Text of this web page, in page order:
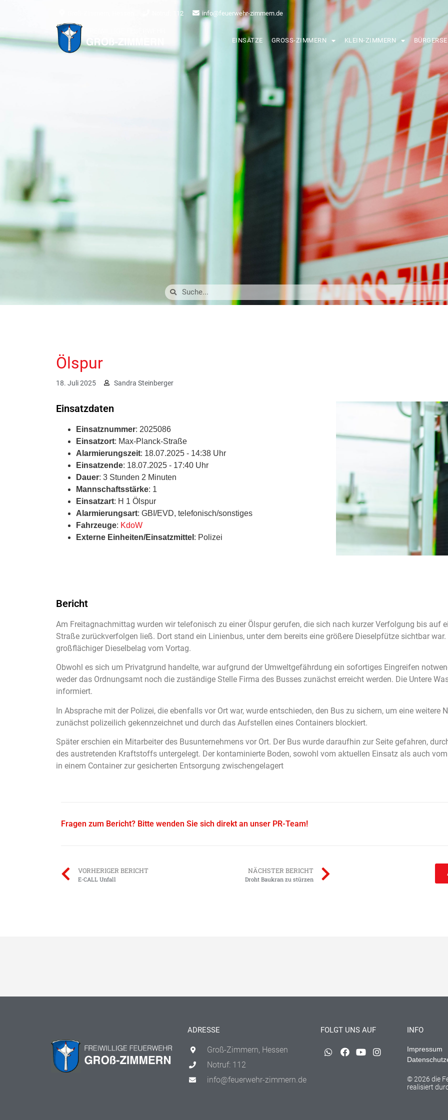
Notruf: 112 info@feuerwehr-zimmern.de
EINSÄTZE GROSS-ZIMMERN KLEIN-ZIMMERN
Ölspur
18. Juli 2025 Sandra Steinberger
Einsatzdaten
Einsatznummer: 2025086
Einsatzort: Max-Planck-Straße
Alarmierungszeit: 18.07.2025 - 14:38 Uhr
Einsatzende: 18.07.2025 - 17:40 Uhr
Dauer: 3 Stunden 2 Minuten
Mannschaftsstärke: 1
Einsatzart: H 1 Ölspur
Alarmierungsart: GBI/EVD, telefonisch/sonstiges
Fahrzeuge: KdoW
Externe Einheiten/Einsatzmittel : Polizei
Bericht
Am Freitagnachmittag wurden wir telefonisch zu einer Ölspur gerufen, die sich nach kurzer Verfolgung bis auf
Straße zurückverfolgen ließ. Dort stand ein Linienbus, unter dem bereits eine größere Dieselpfütze sichtbar
großflächiger Dieselbelag vom Vortag.
Obwohl es sich um Privatgrund handelte, war aufgrund der Umweltgefährdung ein sofortiges Eingreifen
weder das Ordnungsamt noch die zuständige Stelle Firma des Busses zunächst erreicht werden. Die Untere
informiert.
In Absprache mit der Polizei, die ebenfalls vor Ort war, wurde entschieden, den Bus zu sichern, um eine weitere
zunächst polizeilich gekennzeichnet und durch das Aufstellen eines Containers blockiert.
Später erschien ein Mitarbeiter des Busunternehmens vor Ort. Der Bus wurde daraufhin zur Seite gefahren,
des austretenden Kraftstoffs untergelegt. Der kontaminierte Boden, sowohl vom aktuellen Einsatz als auch
in einem Container zur gesicherten Entsorgung zwischengelagert
Fragen zum Bericht? Bitte wenden Sie sich direkt an unser PR-Team!
VORHERIGER BERICHT
E-CALL Unfall
NÄCHSTER BERICHT
Droht Baukran zu stürzen
ADRESSE
Groß-Zimmern, Hessen
Notruf: 112
info@feuerwehr-zimmern.de
FOLGT UNS AUF INFO
Impressum
© 2026 die
realisiert